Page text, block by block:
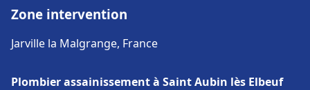
Zone intervention
Jarville la Malgrange, France
Plombier assainissement à Saint Aubin lès Elbeuf